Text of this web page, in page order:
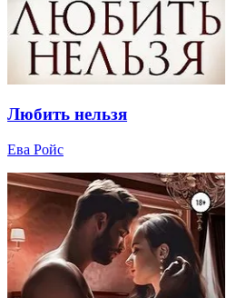
Любить нельзя
Ева Ройс